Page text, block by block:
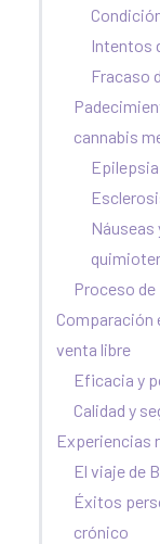
Intentos
Fracaso
cannabis
Proceso
Comparación
venta libre
Eficacia y
Calidad y
Experiencias
El viaje de
Éxitos
crónico